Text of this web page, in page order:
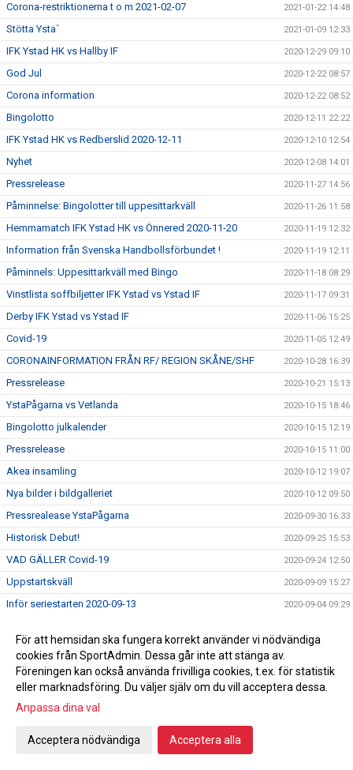
Corona-restriktionerna t o m 2021-02-07 2021-01-22 14:48
Stötta Ysta´ 2021-01-09 12:33
IFK Ystad HK vs Hallby IF 2020-12-29 09:10
God Jul 2020-12-22 08:57
Corona information 2020-12-22 08:52
Bingolotto 2020-12-11 22:22
IFK Ystad HK vs Redberslid 2020-12-11 2020-12-10 12:54
Nyhet 2020-12-08 14:01
Pressrelease 2020-11-27 14:56
Påminnelse: Bingolotter till uppesittarkväll 2020-11-26 11:58
Hemmamatch IFK Ystad HK vs Önnered 2020-11-20 2020-11-19 12:32
Information från Svenska Handbollsförbundet ! 2020-11-19 12:11
Påminnels: Uppesittarkväll med Bingo 2020-11-18 08:29
Vinstlista soffbiljetter IFK Ystad vs Ystad IF 2020-11-17 09:31
Derby IFK Ystad vs Ystad IF 2020-11-06 15:25
Covid-19 2020-11-05 12:49
CORONAINFORMATION FRÅN RF/ REGION SKÅNE/SHF 2020-10-28 16:39
Pressrelease 2020-10-21 15:13
YstaPågarna vs Vetlanda 2020-10-15 18:46
Bingolotto julkalender 2020-10-15 12:19
Pressrelease 2020-10-15 11:00
Akea insamling 2020-10-12 19:07
Nya bilder i bildgalleriet 2020-10-12 09:50
Pressrealease YstaPågarna 2020-09-30 16:33
Historisk Debut! 2020-09-25 15:53
VAD GÄLLER Covid-19 2020-09-24 12:50
Uppstartskväll 2020-09-09 15:27
Inför seriestarten 2020-09-13 2020-09-04 09:29
Träningstider för ungdomarna 2020-08-12 09:38
Nu sänds matchen! 2020-08-07 12:13
Inför träningsmatcherna 2020-08-06 10:10
Årsmöte
Pressträff
För att hemsidan ska fungera korrekt använder vi nödvändiga
cookies från SportAdmin. Dessa går inte att stänga av.
Föreningen kan också använda frivilliga cookies, t.ex. för statistik
eller marknadsföring. Du väljer själv om du vill acceptera dessa.
Anpassa dina val
Acceptera nödvändiga Acceptera alla